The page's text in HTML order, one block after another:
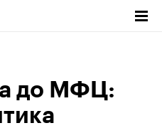
до МФЦ: